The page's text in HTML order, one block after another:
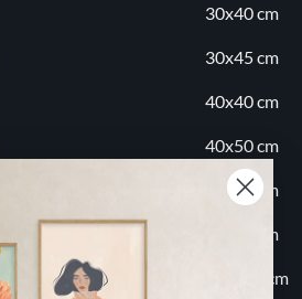
30x40 cm
30x45 cm
40x40 cm
40x50 cm
50x70 cm
60x80 cm
70x100 cm